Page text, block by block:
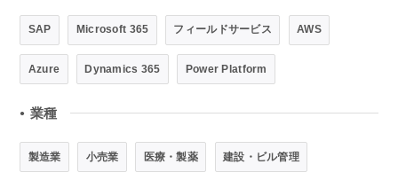
SAP Microsoft 365 フィールドサービス AWS
Azure Dynamics 365 Power Platform
● 業種
製造業 小売業 医療・製薬 建設・ビル管理